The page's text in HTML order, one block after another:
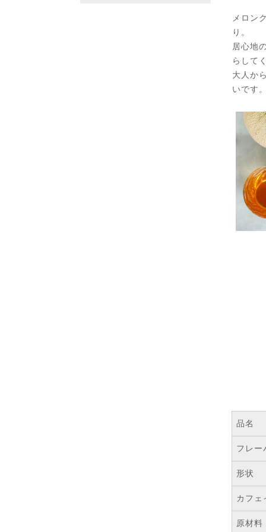
メロン
り。
居心地
らして
大人か
いです
品名
フレー
形状
カフェ
原材料